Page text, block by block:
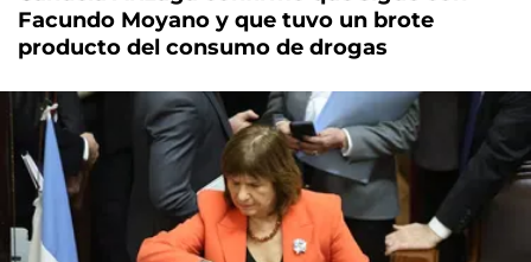
Facundo Moyano y que tuvo un brote
producto del consumo de drogas